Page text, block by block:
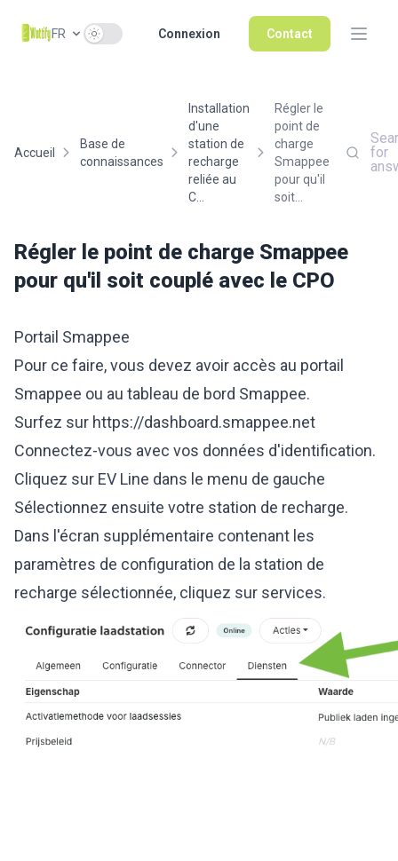
FR Use setting Connexion Contact
Accueil
Base de
connaissances
Installation
d'une
station de
recharge
reliée au
C...
Régler le
point de
charge
Smappee
pour qu'il
soit...
for
Régler le point de charge Smappee
pour qu'il soit couplé avec le CPO
Portail Smappee
Pour ce faire, vous devez avoir accès au portail
Smappee ou au tableau de bord Smappee.
Surfez sur https://dashboard.smappee.net
Connectez-vous avec vos données d'identification.
Cliquez sur EV Line dans le menu de gauche
Sélectionnez ensuite votre station de recharge.
Dans l'écran supplémentaire contenant les
paramètres de configuration de la station de
recharge sélectionnée, cliquez sur services.